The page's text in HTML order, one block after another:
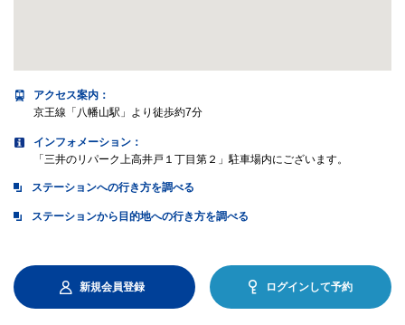
アクセス案内 ：
京王線「八幡山駅」より徒歩約7分
インフォメーション：
「三井のリパーク上高井戸１丁目第２」駐車場内にございます。
ステーションへの行き方を調べる
ステーションから目的地への行き方を調べる
新規会員登録 ログインして予約